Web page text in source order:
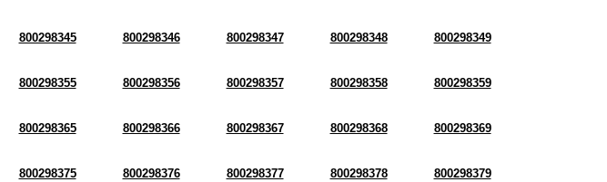
800298345 800298346 800298347 800298348 800298349
800298355 800298356 800298357 800298358 800298359
800298365 800298366 800298367 800298368 800298369
800298375 800298376 800298377 800298378 800298379